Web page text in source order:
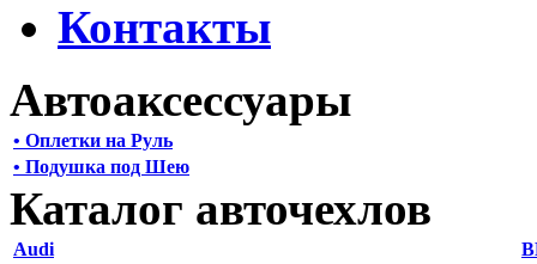
Контакты
Автоаксессуары
• Оплетки на Руль
• Подушка под Шею
Каталог авточехлов
Audi